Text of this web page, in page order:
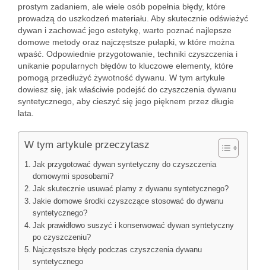
prostym zadaniem, ale wiele osób popełnia błędy, które
prowadzą do uszkodzeń materiału. Aby skutecznie odświeżyć
dywan i zachować jego estetykę, warto poznać najlepsze
domowe metody oraz najczęstsze pułapki, w które można
wpaść. Odpowiednie przygotowanie, techniki czyszczenia i
unikanie popularnych błędów to kluczowe elementy, które
pomogą przedłużyć żywotność dywanu. W tym artykule
dowiesz się, jak właściwie podejść do czyszczenia dywanu
syntetycznego, aby cieszyć się jego pięknem przez długie
lata.
W tym artykule przeczytasz
Jak przygotować dywan syntetyczny do czyszczenia
domowymi sposobami?
Jak skutecznie usuwać plamy z dywanu syntetycznego?
Jakie domowe środki czyszczące stosować do dywanu
syntetycznego?
Jak prawidłowo suszyć i konserwować dywan syntetyczny
po czyszczeniu?
Najczęstsze błędy podczas czyszczenia dywanu
syntetycznego